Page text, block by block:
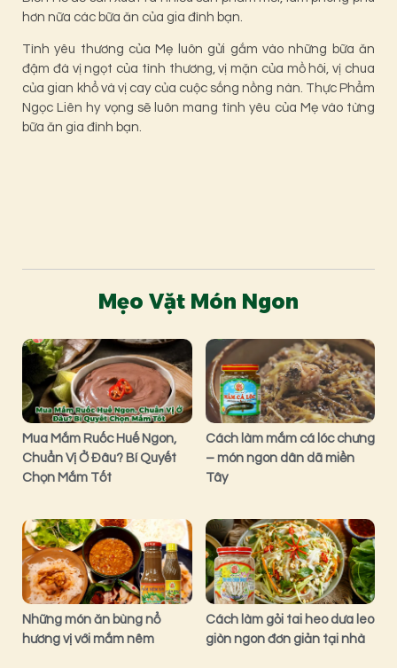
hơn nữa các bữa ăn của gia đình bạn.
Tình yêu thương của Mẹ luôn gửi gắm vào những bữa ăn
đậm đà vị ngọt của tình thương, vị mặn của mồ hôi, vị chua
của gian khổ và vị cay của cuộc sống nồng nàn. Thực Phẩm
Ngọc Liên hy vọng sẽ luôn mang tình yêu của Mẹ vào từng
bữa ăn gia đình bạn.
Mẹo Vặt Món Ngon
Mua Mắm Ruốc Huế Ngon,
Chuẩn Vị Ở Đâu? Bí Quyết
Chọn Mắm Tốt
Cách làm mắm cá lóc chưng
– món ngon dân dã miền
Tây
Những món ăn bùng nổ
hương vị với mắm nêm
Cách làm gỏi tai heo dưa leo
giòn ngon đơn giản tại nhà